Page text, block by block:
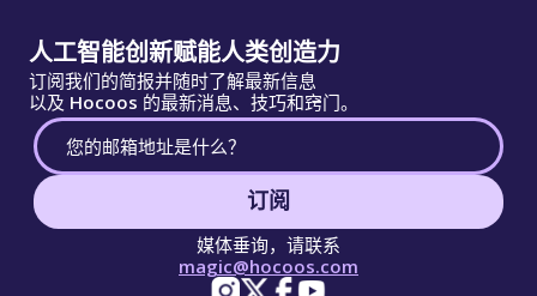
人工智能创新赋能人类创造力
订阅我们的简报并随时了解最新信息
以及 Hocoos 的最新消息、技巧和窍门。
订阅
媒体垂询，请联系
magic@hocoos.com